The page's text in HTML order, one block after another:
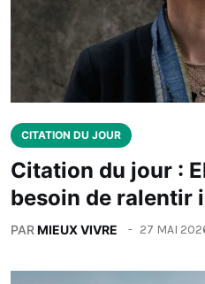
CITATION DU JOUR
Citation du jour :
besoin de ralentir
PARMIEUX VIVRE 27 MAI